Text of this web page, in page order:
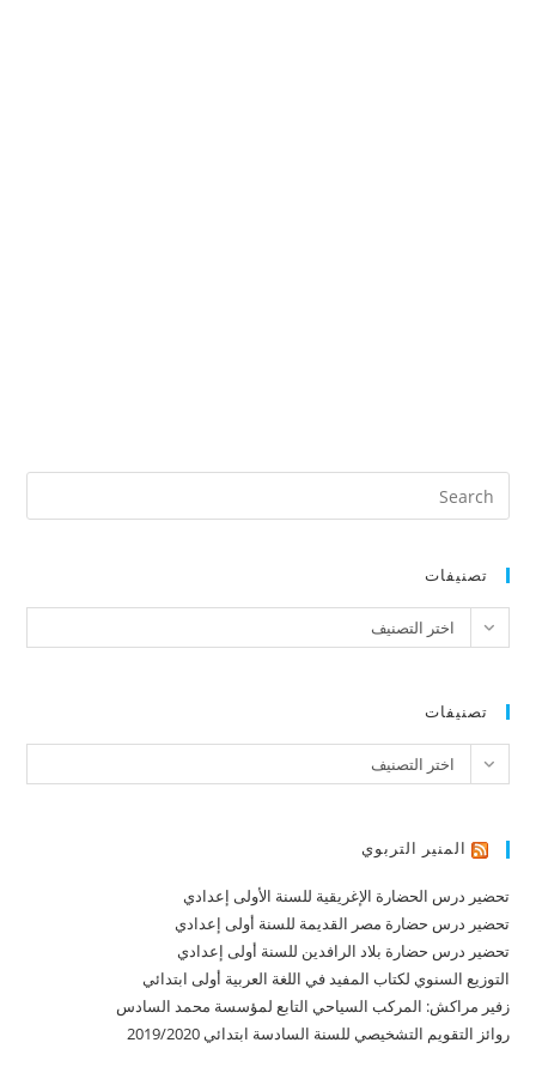
تصنيفات
تصنيفاتاختر التصنيف
تصنيفات
تصنيفاتاختر التصنيف
المنير التربوي
تحضير درس الحضارة الإغريقية للسنة الأولى إعدادي
تحضير درس حضارة مصر القديمة للسنة أولى إعدادي
تحضير درس حضارة بلاد الرافدين للسنة أولى إعدادي
التوزيع السنوي لكتاب المفيد في اللغة العربية أولى ابتدائي
زفير مراكش: المركب السياحي التابع لمؤسسة محمد السادس
روائز التقويم التشخيصي للسنة السادسة ابتدائي 2019/2020